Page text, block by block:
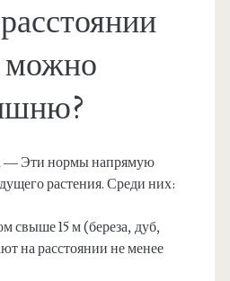
можно
— Эти нормы напрямую
растения. Среди них:
свыше 15 м (береза, дуб,
на расстоянии не менее